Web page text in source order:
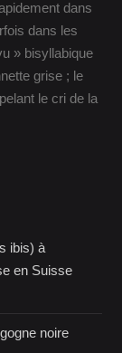
dans
dans les
» bisyllabique
grise ; le
le cri de la
ibis) à
en Suisse
noire